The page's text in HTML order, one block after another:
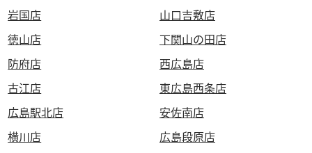
岩国店
山口吉敷店
徳山店
下関山の田店
防府店
西広島店
古江店
東広島西条店
広島駅北店
安佐南店
横川店
広島段原店